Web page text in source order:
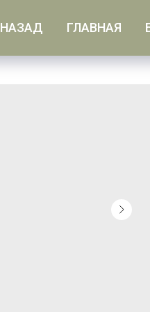
НАЗАД ГЛАВНАЯ